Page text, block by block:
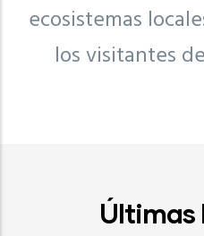
ecosistemas
los visitantes
Últimas